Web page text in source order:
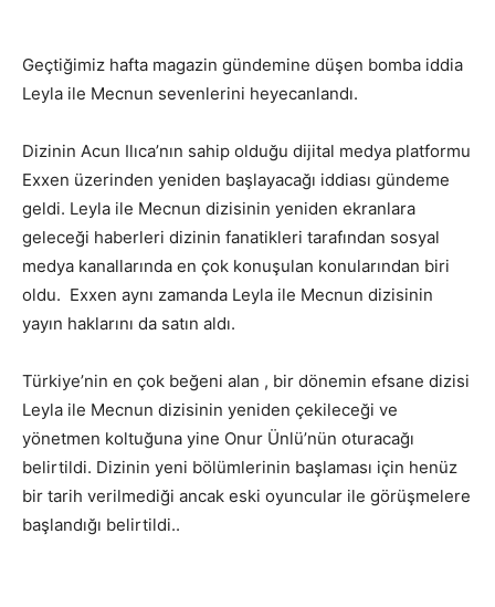
Geçtiğimiz hafta magazin gündemine düşen bomba iddia
Leyla ile Mecnun sevenlerini heyecanlandı.
Dizinin Acun Ilıca’nın sahip olduğu dijital medya platformu
Exxen üzerinden yeniden başlayacağı iddiası gündeme
geldi. Leyla ile Mecnun dizisinin yeniden ekranlara
geleceği haberleri dizinin fanatikleri tarafından sosyal
medya kanallarında en çok konuşulan konularından biri
oldu. Exxen aynı zamanda Leyla ile Mecnun dizisinin
yayın haklarını da satın aldı.
Türkiye’nin en çok beğeni alan , bir dönemin efsane dizisi
Leyla ile Mecnun dizisinin yeniden çekileceği ve
yönetmen koltuğuna yine Onur Ünlü’nün oturacağı
belirtildi. Dizinin yeni bölümlerinin başlaması için henüz
bir tarih verilmediği ancak eski oyuncular ile görüşmelere
başlandığı belirtildi..